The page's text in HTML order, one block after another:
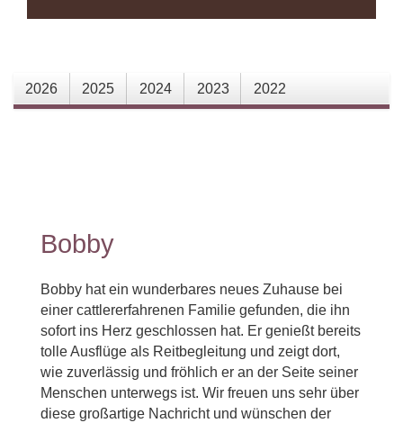
2026 2025 2024 2023 2022
Bobby
Bobby hat ein wunderbares neues Zuhause bei
einer cattlererfahrenen Familie gefunden, die ihn
sofort ins Herz geschlossen hat. Er genießt bereits
tolle Ausflüge als Reitbegleitung und zeigt dort,
wie zuverlässig und fröhlich er an der Seite seiner
Menschen unterwegs ist. Wir freuen uns sehr über
diese großartige Nachricht und wünschen der